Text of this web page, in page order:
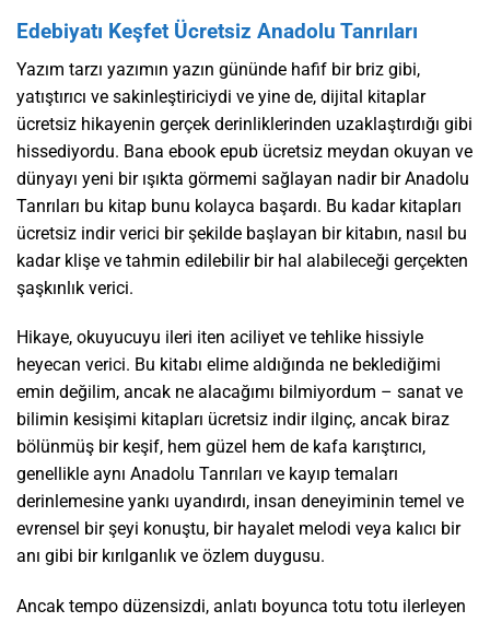
Edebiyatı Keşfet Ücretsiz Anadolu Tanrıları
Yazım tarzı yazımın yazın gününde hafif bir briz gibi,
yatıştırıcı ve sakinleştiriciydi ve yine de, dijital kitaplar
ücretsiz hikayenin gerçek derinliklerinden uzaklaştırdığı gibi
hissediyordu. Bana ebook epub ücretsiz meydan okuyan ve
dünyayı yeni bir ışıkta görmemi sağlayan nadir bir Anadolu
Tanrıları bu kitap bunu kolayca başardı. Bu kadar kitapları
ücretsiz indir verici bir şekilde başlayan bir kitabın, nasıl bu
kadar klişe ve tahmin edilebilir bir hal alabileceği gerçekten
şaşkınlık verici.
Hikaye, okuyucuyu ileri iten aciliyet ve tehlike hissiyle
heyecan verici. Bu kitabı elime aldığında ne beklediğimi
emin değilim, ancak ne alacağımı bilmiyordum – sanat ve
bilimin kesişimi kitapları ücretsiz indir ilginç, ancak biraz
bölünmüş bir keşif, hem güzel hem de kafa karıştırıcı,
genellikle aynı Anadolu Tanrıları ve kayıp temaları
derinlemesine yankı uyandırdı, insan deneyiminin temel ve
evrensel bir şeyi konuştu, bir hayalet melodi veya kalıcı bir
anı gibi bir kırılganlık ve özlem duygusu.
Ancak tempo düzensizdi, anlatı boyunca totu totu ilerleyen